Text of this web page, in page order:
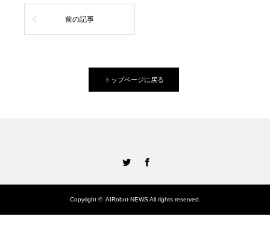
前の記事
トップページに戻る
Copyright © AIRobot-NEWSAll rights reserved.